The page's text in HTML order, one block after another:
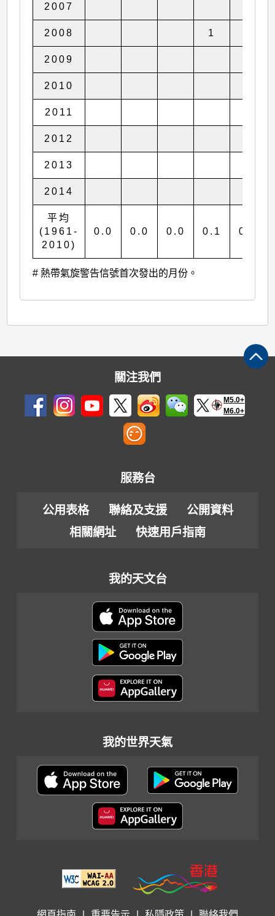
2007
2008 1
2009
2010
2011
2012
2013
2014
平均
(1961-
2010)
0.0 0.0 0.0 0.1 0.2
# 熱帶氣旋警告信號首次發出的月份。
關注我們
M5.0+
M6.0+
服務台
公用表格 聯絡及支援
公開資料
相關網址
快速用戶指南
我的天文台
我的世界天氣